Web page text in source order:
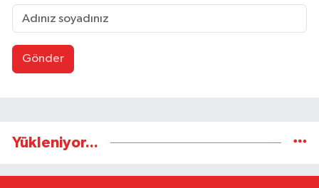
Gönder
Yükleniyor...